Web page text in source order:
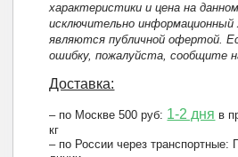
характеристики и цена на
исключительно информационный
являются публичной офертой.
ошибку, пожалуйста, сообщите
Доставка:
– по Москве 500 руб: 1-2 дня в
кг
– по России через